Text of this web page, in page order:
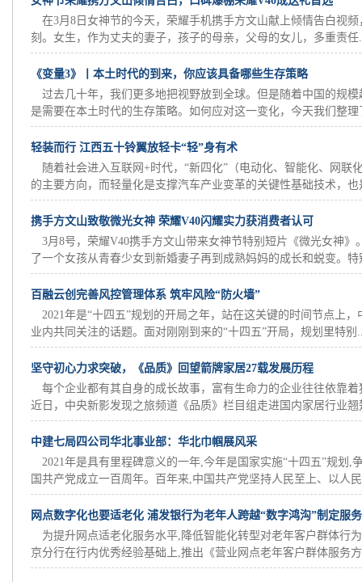
在3月8日女神节的今天，荣耀手机携手方文山献上倾情告白视
刻。女生，作为丈夫的妻子，孩子的母亲，父母的女儿，多重责任
《变量3》丨本土时代的到来，你应该具备哪些生存策略
过去几十年，我们更多地把视野放到全球。但是随着中国的规
是需要在本土时代的生存策略。如何应对这一变化，今天我们整理
轻装而行 江西五十铃翼放轻卡“轻”身有术
随着社会进入互联网+时代，“新四化”（电动化、智能化、网联
的主要方向，而轻量化是支撑汽车产业变革的关键性基础技术，也
携手方文山致敬微光女神 荣耀V40闪耀实力获消费者认可
3月8号，荣耀V40携手方文山带来女神节特别短片《微光女神
了一个女孩从青春少女到新婚妻子再到成熟妈妈的成长和蜕变。特
百融云创完善风控管理体系 筑牢风险“防火墙”
2021年是“十四五”规划的开局之年，站在这关键的时间节点上
业内共同关注的话题。面对刚刚到来的“十四五”开局，规划里特别
坚守初心力求突破，《品质》回望箭牌家居27载发展历程
每个企业都有其自身的成长故事，富有生命力的企业往往依靠
近日，中央新影发现之旅频道《品质》栏目组走进国内家居行业
中建七局四公司华北事业部：华北巾帼展风采
2021年是具有里程碑意义的一年,今年是国家实施“十四五”规划,
国共产党成立一百周年。百年来,中国共产党坚持人民至上、以人
网点数字化也要适老化 浦发银行为老年人跨越“数字鸿沟”制定服
为提升网点适老化服务水平,降低智能化转型对老年客户群体行
京分行在行内优秀经验基础上,推出《营业网点老年客户群体服务